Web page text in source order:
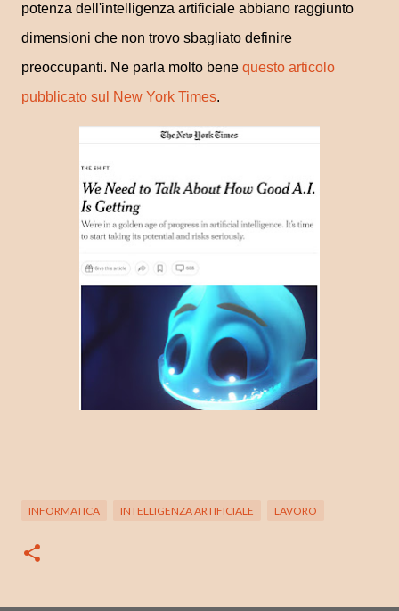
potenza dell'intelligenza artificiale abbiano raggiunto
dimensioni che non trovo sbagliato definire
preoccupanti. Ne parla molto bene questo articolo
pubblicato sul New York Times.
INFORMATICA INTELLIGENZA ARTIFICIALE LAVORO